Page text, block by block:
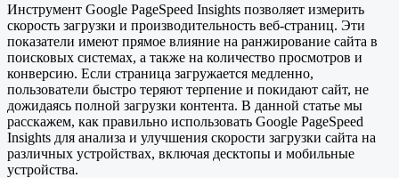
Инструмент Google PageSpeed Insights позволяет измерить
скорость загрузки и производительность веб-страниц. Эти
показатели имеют прямое влияние на ранжирование сайта в
поисковых системах, а также на количество просмотров и
конверсию. Если страница загружается медленно,
пользователи быстро теряют терпение и покидают сайт, не
дожидаясь полной загрузки контента. В данной статье мы
расскажем, как правильно использовать Google PageSpeed
Insights для анализа и улучшения скорости загрузки сайта на
различных устройствах, включая десктопы и мобильные
устройства.